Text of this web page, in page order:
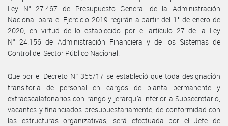
Ley N° 27.467 de Presupuesto General de la Administración
Nacional para el Ejercicio 2019 regirán a partir del 1° de enero de
2020, en virtud de lo establecido por el artículo 27 de la Ley
N° 24.156 de Administración Financiera y de los Sistemas de
Control del Sector Público Nacional.
Que por el Decreto N° 355/17 se estableció que toda designación
transitoria de personal en cargos de planta permanente y
extraescalafonarios con rango y jerarquía inferior a Subsecretario,
vacantes y financiados presupuestariamente, de conformidad con
las estructuras organizativas, será efectuada por el Jefe de